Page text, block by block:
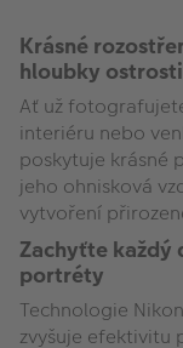
Krásné
hloubky ostrosti
Ať už
interiéru nebo
poskytuje krásné
jeho ohnisková
vytvoření
Zachyťte
portréty
Technologie
zvyšuje efektivitu